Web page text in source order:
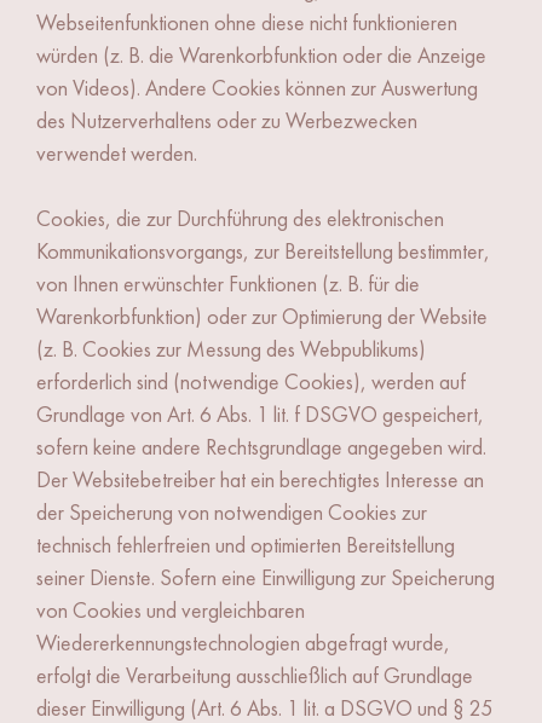
Webseitenfunktionen ohne diese nicht funktionieren
würden (z. B. die Warenkorbfunktion oder die Anzeige
von Videos). Andere Cookies können zur Auswertung
des Nutzerverhaltens oder zu Werbezwecken
verwendet werden.
Cookies, die zur Durchführung des elektronischen
Kommunikationsvorgangs, zur Bereitstellung bestimmter,
von Ihnen erwünschter Funktionen (z. B. für die
Warenkorbfunktion) oder zur Optimierung der Website
(z. B. Cookies zur Messung des Webpublikums)
erforderlich sind (notwendige Cookies), werden auf
Grundlage von Art. 6 Abs. 1 lit. f DSGVO gespeichert,
sofern keine andere Rechtsgrundlage angegeben wird.
Der Websitebetreiber hat ein berechtigtes Interesse an
der Speicherung von notwendigen Cookies zur
technisch fehlerfreien und optimierten Bereitstellung
seiner Dienste. Sofern eine Einwilligung zur Speicherung
von Cookies und vergleichbaren
Wiedererkennungstechnologien abgefragt wurde,
erfolgt die Verarbeitung ausschließlich auf Grundlage
dieser Einwilligung (Art. 6 Abs. 1 lit. a DSGVO und § 25